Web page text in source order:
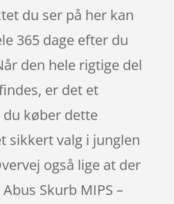
du ser på her kan
365 dage efter du
den hele rigtige del
er det et
køber dette
sikkert valg i junglen
også lige at der
Skurb MIPS –